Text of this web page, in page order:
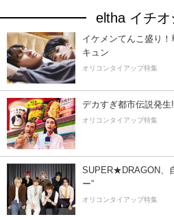
eltha イチオ
イケメンてんこ盛り
キュン
オリコンタイアップ特集
デカすぎ都市伝説発
オリコンタイアップ特集
SUPER★DRAGON、
ー”
オリコンタイアップ特集